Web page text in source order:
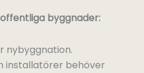
byggnader:
nybyggnation.
installatörer behöver